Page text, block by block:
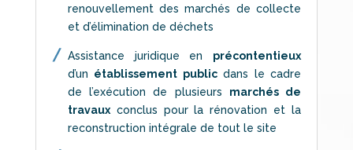
renouvellement des marchés de collecte
et d’élimination de déchets
Assistance juridique en précontentieux
d’un établissement publicdans le cadre
de l’exécution de plusieurs marchés de
travauxconclus pour la rénovation et la
reconstruction intégrale de tout le site